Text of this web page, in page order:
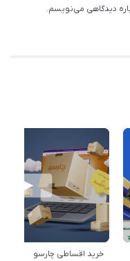
دیدگاهی می‌نویسم.
خرید اقساطی چارسو